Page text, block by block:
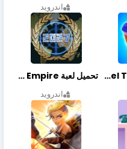
اندرويد
تحميل لعبة Travel Town مهكرة أخر إصدار تحميل لعبة World Empire مهكرة أخر إصدار
اندرويد